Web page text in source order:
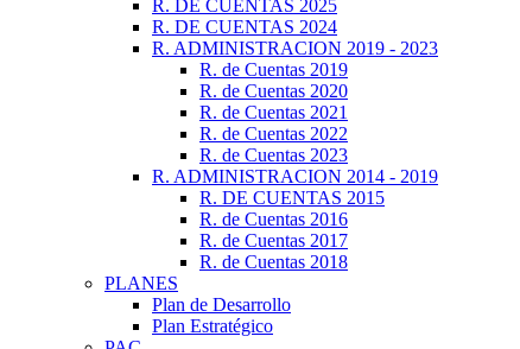
R. DE CUENTAS 2025
R. DE CUENTAS 2024
R. ADMINISTRACION 2019 - 2023
R. de Cuentas 2019
R. de Cuentas 2020
R. de Cuentas 2021
R. de Cuentas 2022
R. de Cuentas 2023
R. ADMINISTRACION 2014 - 2019
R. DE CUENTAS 2015
R. de Cuentas 2016
R. de Cuentas 2017
R. de Cuentas 2018
PLANES
Plan de Desarrollo
Plan Estratégico